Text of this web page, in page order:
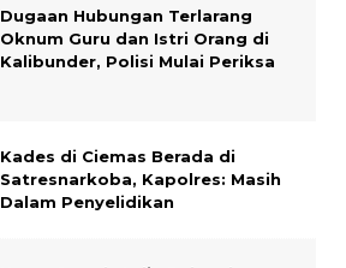
Dugaan Hubungan Terlarang
Oknum Guru dan Istri Orang di
Kalibunder, Polisi Mulai Periksa
Kades di Ciemas Berada di
Satresnarkoba, Kapolres: Masih
Dalam Penyelidikan